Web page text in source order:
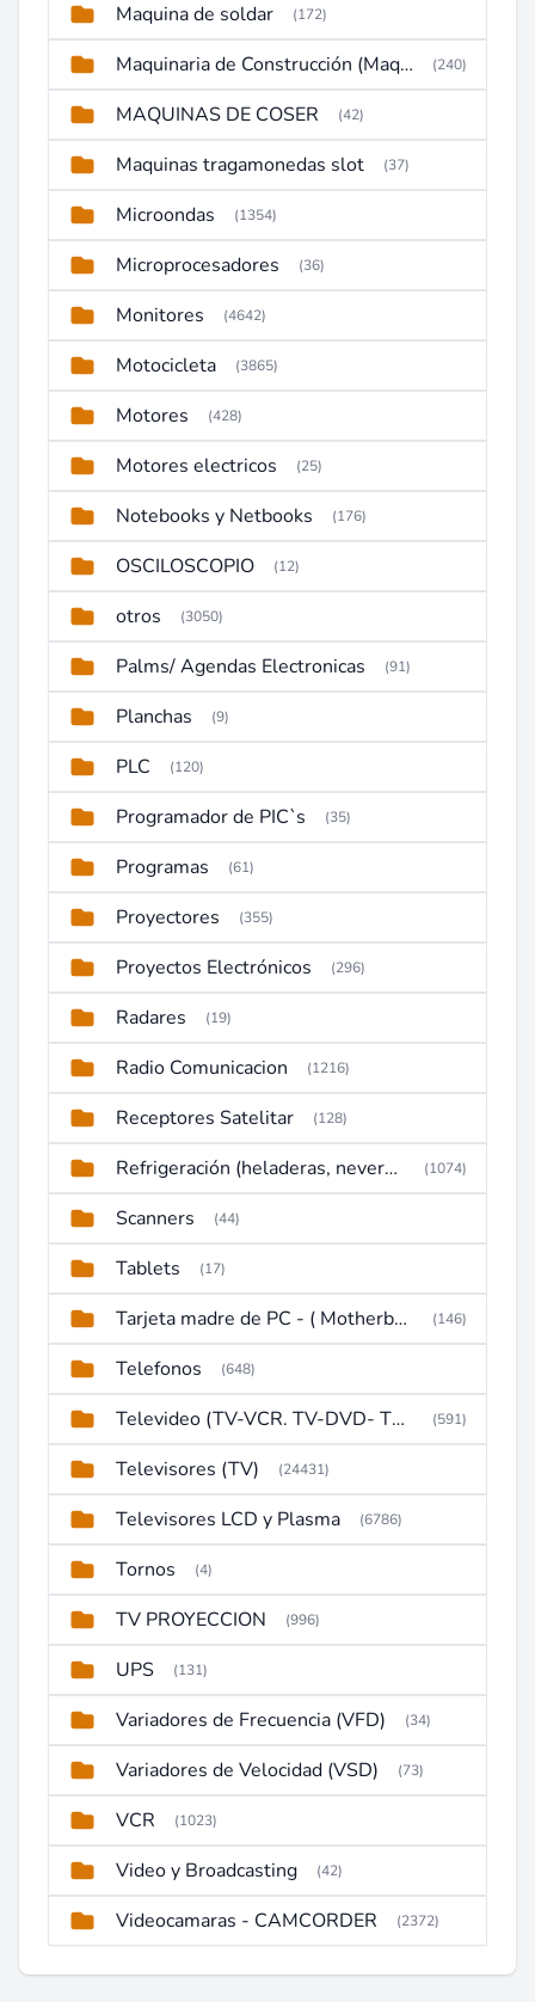
Maquina de soldar (172)
Maquinaria de Construcción (Maquinaria Pesada) (240)
MAQUINAS DE COSER (42)
Maquinas tragamonedas slot (37)
Microondas (1354)
Microprocesadores (36)
Monitores (4642)
Motocicleta (3865)
Motores (428)
Motores electricos (25)
Notebooks y Netbooks (176)
OSCILOSCOPIO (12)
otros (3050)
Palms/ Agendas Electronicas (91)
Planchas (9)
PLC (120)
Programador de PIC`s (35)
Programas (61)
Proyectores (355)
Proyectos Electrónicos (296)
Radares (19)
Radio Comunicacion (1216)
Receptores Satelitar (128)
Refrigeración (heladeras, neveras, congeladores) (1074)
Scanners (44)
Tablets (17)
Tarjeta madre de PC - ( Motherboard ) (146)
Telefonos (648)
Televideo (TV-VCR. TV-DVD- TV-DVD-VCR) (591)
Televisores (TV) (24431)
Televisores LCD y Plasma (6786)
Tornos (4)
TV PROYECCION (996)
UPS (131)
Variadores de Frecuencia (VFD) (34)
Variadores de Velocidad (VSD) (73)
VCR (1023)
Video y Broadcasting (42)
Videocamaras - CAMCORDER (2372)